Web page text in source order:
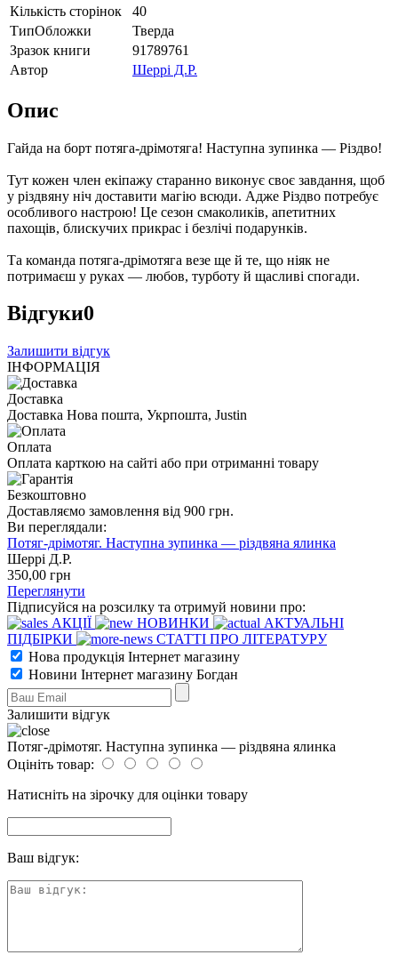
Кількість сторінок
40
ТипОбложки
Тверда
Зразок книги
91789761
Автор
Шеррі Д.Р.
Опис
Гайда на борт потяга-дрімотяга! Наступна зупинка — Різдво!
Тут кожен член екіпажу старанно виконує своє завдання, щоб
у різдвяну ніч доставити магію всюди. Адже Різдво потребує
особливого настрою! Це сезон смаколиків, апетитних
пахощів, блискучих прикрас і безлічі подарунків.
Та команда потяга-дрімотяга везе ще й те, що ніяк не
потримаєш у руках — любов, турботу й щасливі спогади.
Відгуки0
Залишити відгук
ІНФОРМАЦІЯ
Доставка
Доставка Нова пошта, Укрпошта, Justin
Оплата
Оплата карткою на сайті або при отриманні товару
Безкоштовно
Доставляємо замовлення від 900 грн.
Ви переглядали:
Потяг-дрімотяг. Наступна зупинка — різдвяна ялинка
Шеррі Д.Р.
350,00 грн
Переглянути
Підписуйся на розсилку та отримуй новини про:
АКЦІЇ
НОВИНКИ
АКТУАЛЬНІ
ПІДБІРКИ
СТАТТІ ПРО ЛІТЕРАТУРУ
Нова продукція Інтернет магазину
Новини Інтернет магазину Богдан
Залишити відгук
Потяг-дрімотяг. Наступна зупинка — різдвяна ялинка
Оцініть товар:
Натисніть на зірочку для оцінки товару
Ваш відгук: